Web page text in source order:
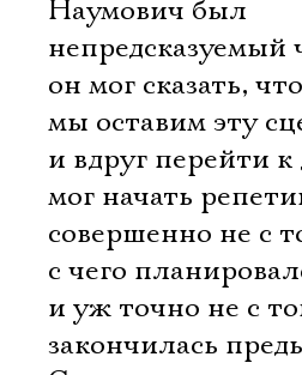
Наумович был
непредсказуемый
он мог сказать,
мы оставим эту
и вдруг перейти к
мог начать
совершенно не с
с чего
и уж точно не с
закончилась